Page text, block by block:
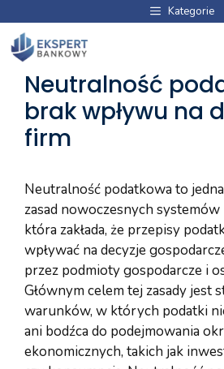
treści
Kategorie
Neutralność
brak wpływu na
firm
Neutralność podatkowa to
zasad nowoczesnych
która zakłada, że przepisy
wpływać na decyzje
przez podmioty gospodarcze i
Głównym celem tej zasady jest
warunków, w których podatki
ani bodźca do podejmowania
ekonomicznych, takich jak